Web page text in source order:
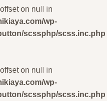
on null in
wp-
scssphp/scss.inc.php
on null in
wp-
scssphp/scss.inc.php